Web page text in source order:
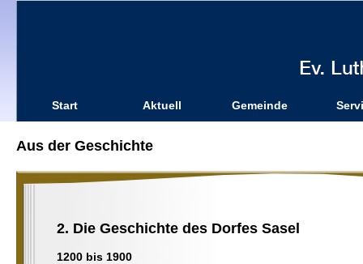
Start Aktuell Gemeinde
Aus der Geschichte
2. Die Geschichte des Dorfes Sasel
1200 bis 1900